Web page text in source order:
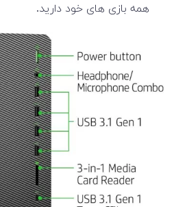
همه بازی های خود دارید.